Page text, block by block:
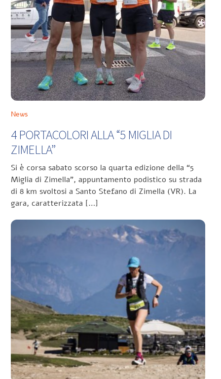
News
4 PORTACOLORI ALLA “5 MIGLIA DI
ZIMELLA”
Si è corsa sabato scorso la quarta edizione della “5
Miglia di Zimella”, appuntamento podistico su strada
di 8 km svoltosi a Santo Stefano di Zimella (VR). La
gara, caratterizzata […]